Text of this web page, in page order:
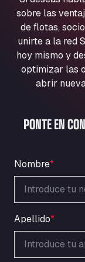
Aqua Ariva
Marie-Curie-
Aral
An der
ARAL
Oppelner Str.
Nellinger
ARAL
ARAL
GmbH
Obernburger
Ardleigh
a120
Area 47
Autovia
sobre las
de flotas,
unirte a la red
hoy mismo y
optimizar las
abrir
PONTE EN
Nombre*
Apellido*